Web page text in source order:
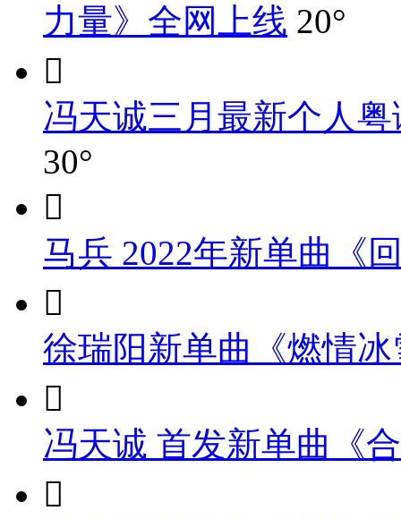
力量》全网上线 20°

冯天诚三月最新个人
30°

马兵 2022年新单曲《

徐瑞阳新单曲《燃情

冯天诚 首发新单曲《
